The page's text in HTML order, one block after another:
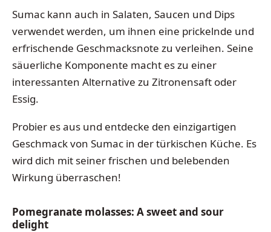
Sumac kann auch in Salaten, Saucen und Dips
verwendet werden, um ihnen eine prickelnde und
erfrischende Geschmacksnote zu verleihen. Seine
säuerliche Komponente macht es zu einer
interessanten Alternative zu Zitronensaft oder
Essig.
Probier es aus und entdecke den einzigartigen
Geschmack von Sumac in der türkischen Küche. Es
wird dich mit seiner frischen und belebenden
Wirkung überraschen!
Pomegranate molasses: A sweet and sour
delight